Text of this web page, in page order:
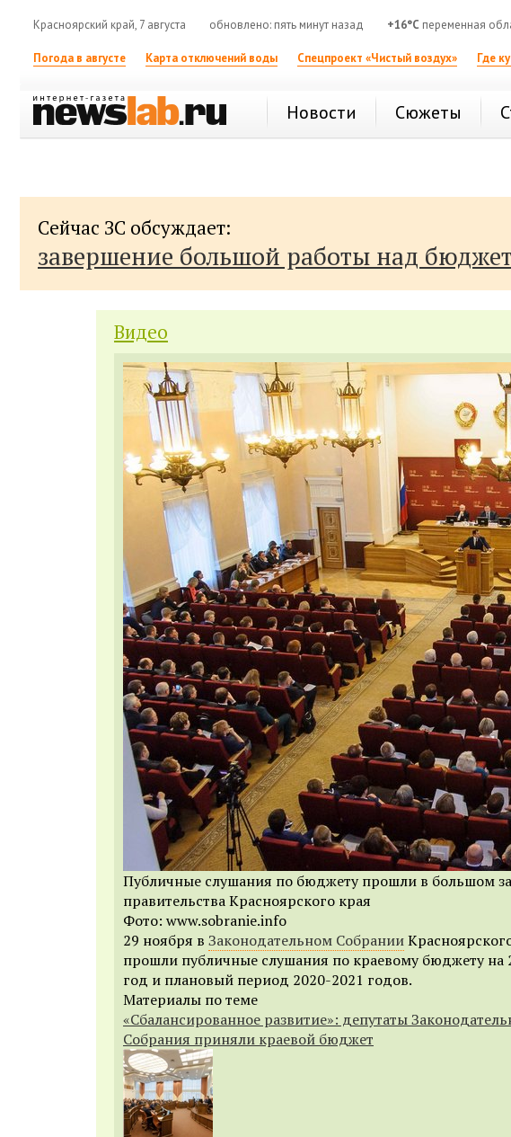
Красноярский край, 7 августа обновлено: пять минут назад +16°C переменная
Погода в августе Карта отключений воды Спецпроект «Чистый воздух» Где
Новости Сюжеты
Сейчас ЗС обсуждает:
завершение большой работы над
Видео
Публичные слушания по бюджету прошли в большом
правительства Красноярского края
Фото: www.sobranie.info
29 ноября в Законодательном Собрании
прошли публичные слушания по краевому бюджету на
год и плановый период 2020-2021 годов.
Материалы по теме
«Сбалансированное развитие»: депутаты
Собрания приняли краевой бюджет